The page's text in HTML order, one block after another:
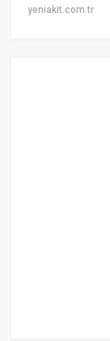
yeniakit.com.tr